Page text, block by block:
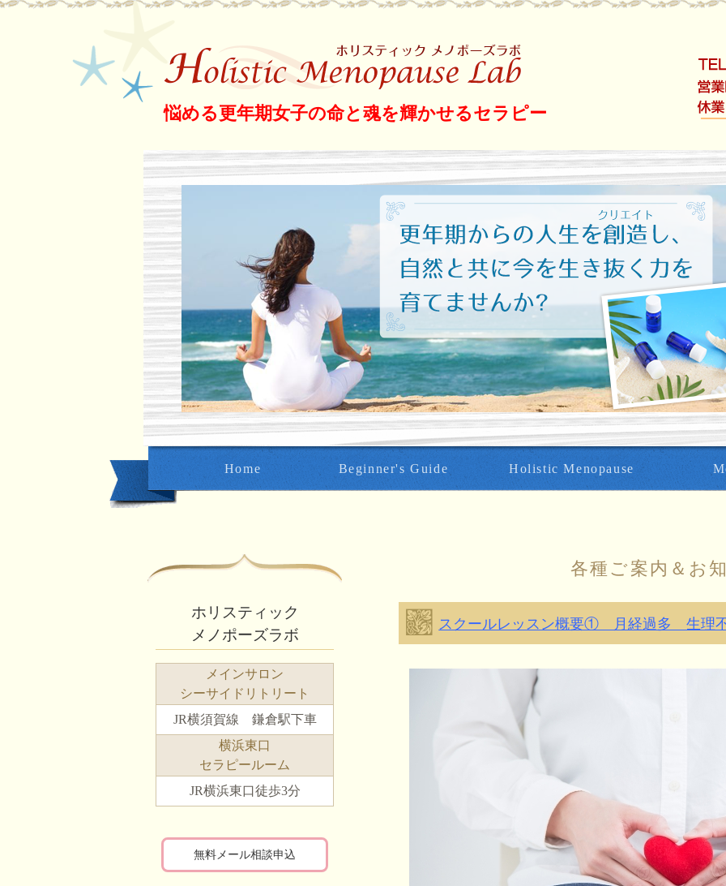
更年期女子救済サロン ホリスティッ
ク メノポーズラボ
悩める更年期女子の命と魂を輝かせるセラピー
Home Beginner's Guide Holistic Menopause
各種ご案内＆お
スクールレッスン概要① 月経過多 生理
ホリスティック
メノポーズラボ
メインサロン
シーサイドリトリート
JR横須賀線 鎌倉駅下車
横浜東口
セラピールーム
JR横浜東口徒歩3分
無料メール相談申込